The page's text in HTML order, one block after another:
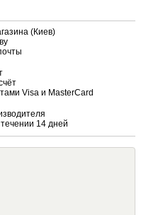
(Киев)
Visa и MasterCard
14 дней